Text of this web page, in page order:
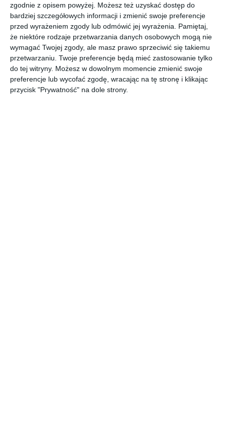
zgodnie z opisem powyżej. Możesz też uzyskać dostęp do
bardziej szczegółowych informacji i zmienić swoje preferencje
przed wyrażeniem zgody lub odmówić jej wyrażenia.
Pamiętaj,
że niektóre rodzaje przetwarzania danych osobowych mogą nie
wymagać Twojej zgody, ale masz prawo sprzeciwić się takiemu
przetwarzaniu. Twoje preferencje będą mieć zastosowanie tylko
do tej witryny. Możesz w dowolnym momencie zmienić swoje
preferencje lub wycofać zgodę, wracając na tę stronę i klikając
przycisk "Prywatność" na dole strony.
POKAŻ WIĘCEJ
AUTOR:KLUDI
Kategoria projektu
Mieszkanie
DODAJ DO ULUBIONYCH UDOSTĘPNIJ
Pozostałe zdjęcia w projekcie:Armatura łazienkowa z